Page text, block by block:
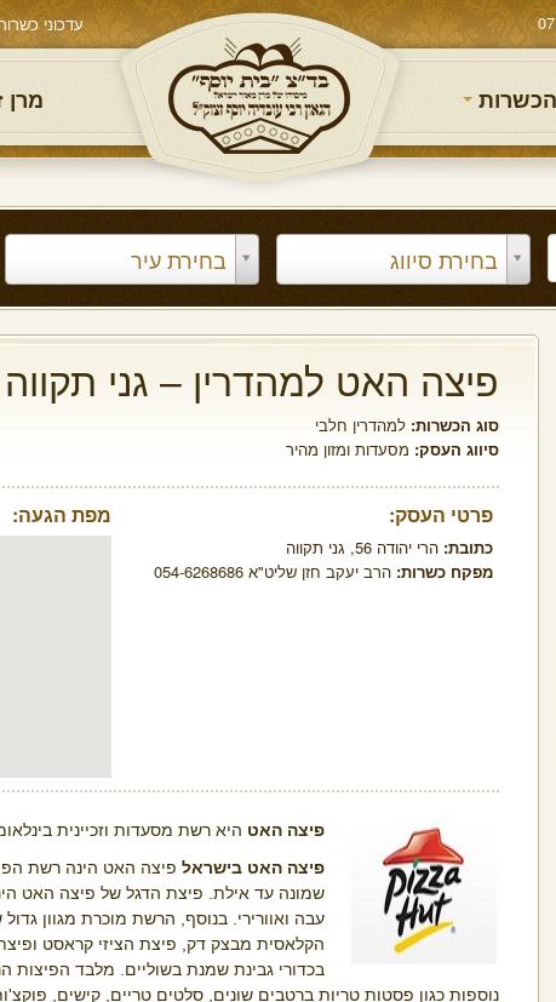
עדכוני
הכשרות מרן
בחירת סיווג בחירת עיר
פיצה האט למהדרין – גני תקווה
סוג הכשרות: למהדרין חלבי
סיווג העסק: מסעדות ומזון מהיר
פרטי העסק:
כתובת: הרי יהודה 56, גני תקווה
מפקח כשרות: הרב יעקב חזן שליט"א 054-6268686
מפת הגעה:
פיצה האט היא רשת מסעדות וזכיינית
פיצה האט בישראל פיצה האט הינה רשת
שמונה עד אילת. פיצת הדגל של פיצה האט
עבה ואוורירי. בנוסף, הרשת מוכרת מגוון
הקלאסית מבצק דק, פיצת הציזי קראסט
בכדורי גבינת שמנת בשוליים. מלבד הפיצות
נוספות כגון פסטות טריות ברטבים שונים, סלטים טריים, קישים,